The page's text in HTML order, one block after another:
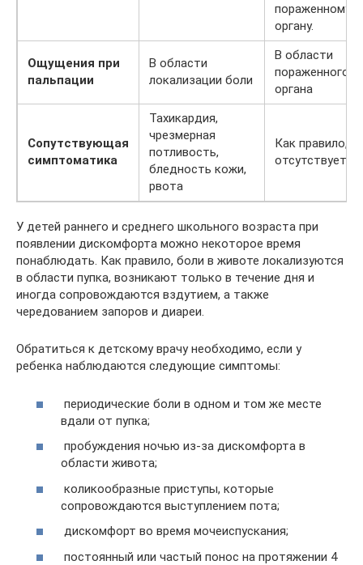
пораженному
органу.
Ощущения при
пальпации
В области
локализации боли
В области
пораженного
органа
Сопутствующая
симптоматика
Тахикардия,
чрезмерная
потливость,
бледность кожи,
рвота
Как правило,
отсутствует
У детей раннего и среднего школьного возраста при
появлении дискомфорта можно некоторое время
понаблюдать. Как правило, боли в животе локализуются
в области пупка, возникают только в течение дня и
иногда сопровождаются вздутием, а также
чередованием запоров и диареи.
Обратиться к детскому врачу необходимо, если у
ребенка наблюдаются следующие симптомы:
периодические боли в одном и том же месте
вдали от пупка;
пробуждения ночью из-за дискомфорта в
области живота;
коликообразные приступы, которые
сопровождаются выступлением пота;
дискомфорт во время мочеиспускания;
постоянный или частый понос на протяжении 4